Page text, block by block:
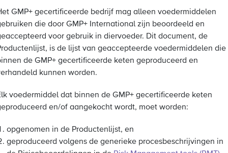
GMP+ gecertificeerde bedrijf mag alleen voedermiddelen
die door GMP+ International zijn beoordeeld en
voor gebruik in diervoeder. Dit document, de
is de lijst van geaccepteerde voedermiddelen die
de GMP+ gecertificeerde keten geproduceerd en
kunnen worden.
voedermiddel dat binnen de GMP+ gecertificeerde keten
en/of aangekocht wordt, moet worden:
opgenomen in de Productenlijst, en
geproduceerd volgens de generieke procesbeschrijvingen in